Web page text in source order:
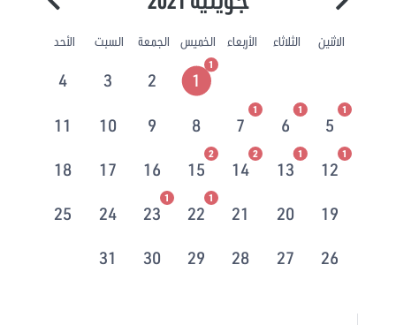
الاثنين الثلاثاء الأربعاء الخميس الجمعة السبت الأحد
1
1
2
3
4
5
1
6
1
7
1
8
9
10
11
12
1
13
1
14
2
15
2
16
17
18
19
20
21
22
1
23
1
24
25
26
27
28
29
30
31